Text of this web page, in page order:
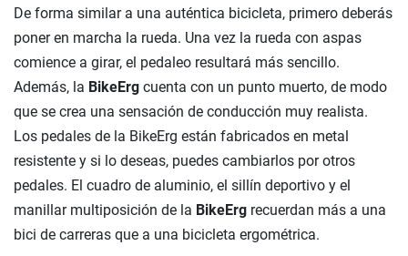
De forma similar a una auténtica bicicleta, primero deberás
poner en marcha la rueda. Una vez la rueda con aspas
comience a girar, el pedaleo resultará más sencillo.
Además, la BikeErg cuenta con un punto muerto, de modo
que se crea una sensación de conducción muy realista.
Los pedales de la BikeErg están fabricados en metal
resistente y si lo deseas, puedes cambiarlos por otros
pedales. El cuadro de aluminio, el sillín deportivo y el
manillar multiposición de la BikeErg recuerdan más a una
bici de carreras que a una bicicleta ergométrica.